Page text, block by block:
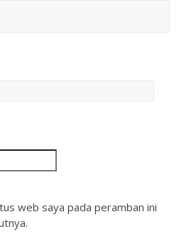
web saya pada peramban ini